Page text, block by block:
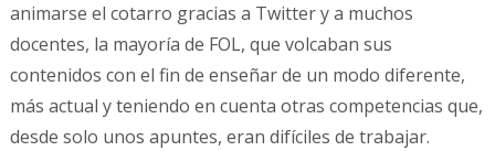
animarse el cotarro gracias a Twitter y a muchos
docentes, la mayoría de FOL, que volcaban sus
contenidos con el fin de enseñar de un modo diferente,
más actual y teniendo en cuenta otras competencias que,
desde solo unos apuntes, eran difíciles de trabajar.